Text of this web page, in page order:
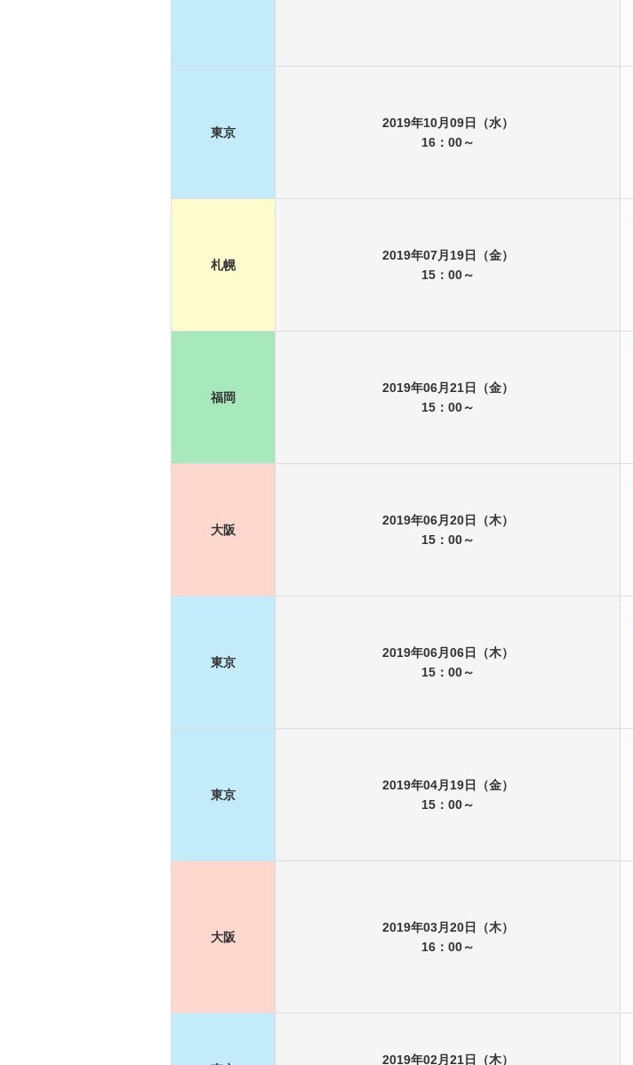
東京
2019年10月09日（水）
16：00～
札幌
2019年07月19日（金）
15：00～
福岡
2019年06月21日（金）
15：00～
大阪
2019年06月20日（木）
15：00～
東京
2019年06月06日（木）
15：00～
東京
2019年04月19日（金）
15：00～
大阪
2019年03月20日（木）
16：00～
2019年02月21日（木）